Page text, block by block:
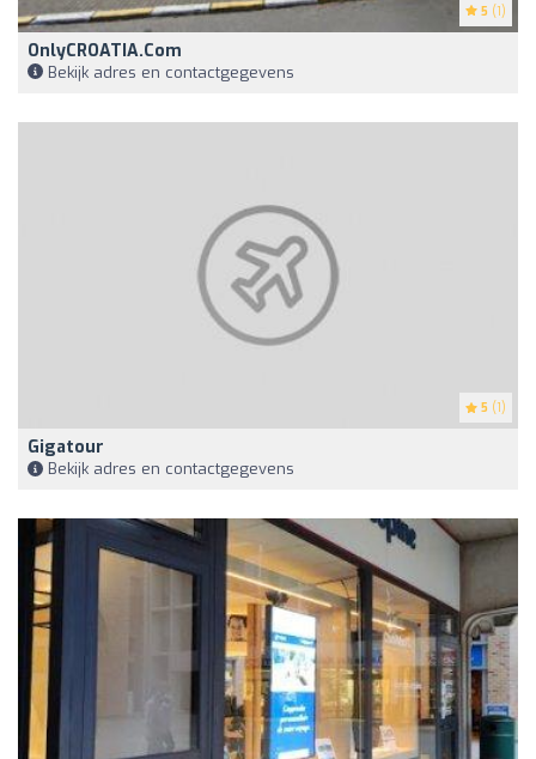
5 (1)
OnlyCROATIA.com
Bekijk adres en contactgegevens
5 (1)
Gigatour
Bekijk adres en contactgegevens